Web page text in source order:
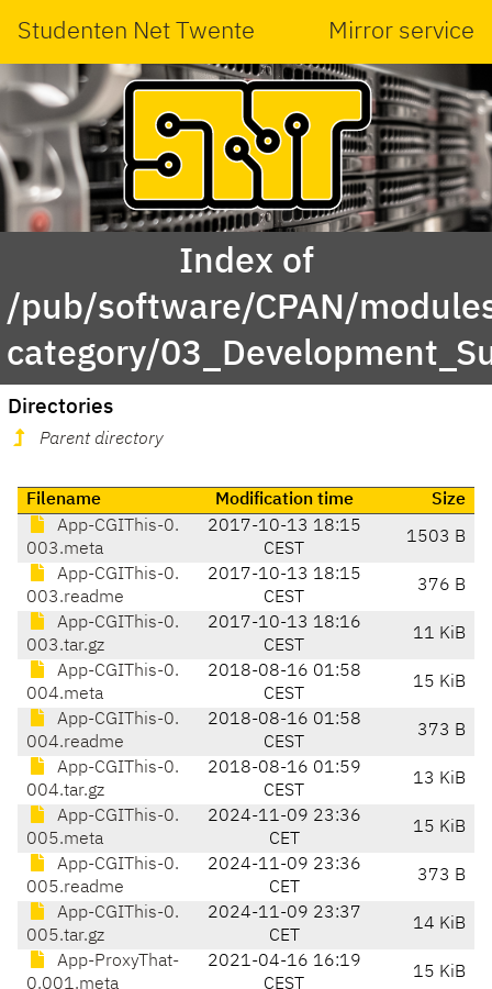
Studenten Net Twente Mirror service
Index of
/pub/software/CPAN/
category/
Directories
Parent directory
Filename Modification time
Size
App-CGIThis-0.
003.meta
2017-10-13 18:15
CEST
1503 B
App-CGIThis-0.
003.readme
2017-10-13 18:15
CEST
376 B
App-CGIThis-0.
003.tar.gz
2017-10-13 18:16
CEST
11 KiB
App-CGIThis-0.
004.meta
2018-08-16 01:58
CEST
15 KiB
App-CGIThis-0.
004.readme
2018-08-16 01:58
CEST
373 B
App-CGIThis-0.
004.tar.gz
2018-08-16 01:59
CEST
13 KiB
App-CGIThis-0.
005.meta
2024-11-09 23:36
CET
15 KiB
App-CGIThis-0.
005.readme
2024-11-09 23:36
CET
373 B
App-CGIThis-0.
005.tar.gz
2024-11-09 23:37
CET
14 KiB
App-ProxyThat-
0.001.meta
2021-04-16 16:19
CEST
15 KiB